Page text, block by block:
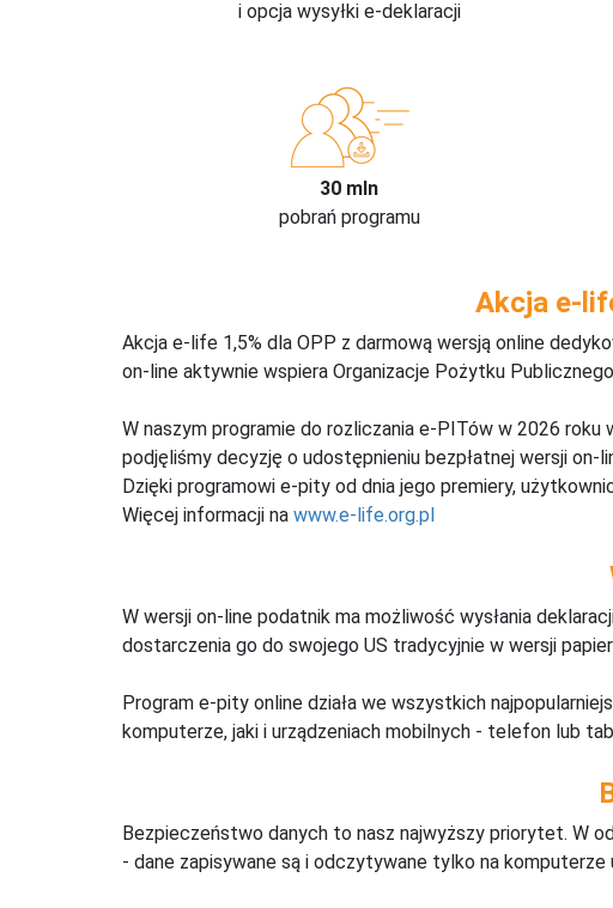
i opcja wysyłki e-deklaracji
30 mln
pobrań programu
Akcja e-
Akcja e-life 1,5% dla OPP z darmową wersją online
on-line aktywnie wspiera Organizacje Pożytku
W naszym programie do rozliczania e-PITów w 2026
podjęliśmy decyzję o udostępnieniu bezpłatnej wersji
Dzięki programowi e-pity od dnia jego premiery,
Więcej informacji na www.e-life.org.pl
W wersji on-line podatnik ma możliwość wysłania
dostarczenia go do swojego US tradycyjnie w wersji
Program e-pity online działa we wszystkich
komputerze, jaki i urządzeniach mobilnych - telefon lub
Bezpieczeństwo danych to nasz najwyższy priorytet. W
- dane zapisywane są i odczytywane tylko na komputerze